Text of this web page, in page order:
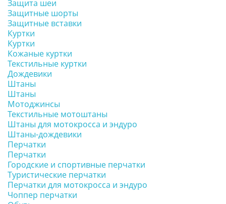
Защита шеи
Защитные шорты
Защитные вставки
Куртки
Куртки
Кожаные куртки
Текстильные куртки
Дождевики
Штаны
Штаны
Мотоджинсы
Текстильные мотоштаны
Штаны для мотокросса и эндуро
Штаны-дождевики
Перчатки
Перчатки
Городские и спортивные перчатки
Туристические перчатки
Перчатки для мотокросса и эндуро
Чоппер перчатки